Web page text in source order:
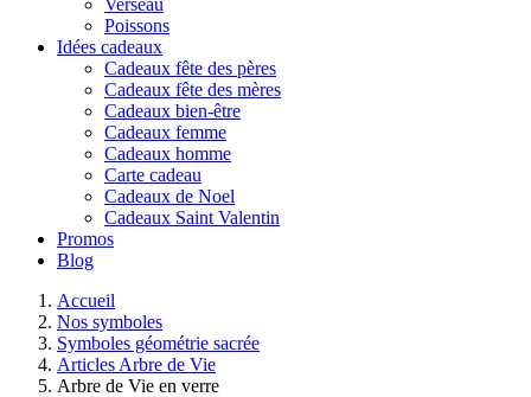
Verseau
Poissons
Idées cadeaux
Cadeaux fête des pères
Cadeaux fête des mères
Cadeaux bien-être
Cadeaux femme
Cadeaux homme
Carte cadeau
Cadeaux de Noel
Cadeaux Saint Valentin
Promos
Blog
Accueil
Nos symboles
Symboles géométrie sacrée
Articles Arbre de Vie
Arbre de Vie en verre